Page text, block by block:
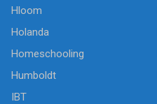
Hloom
Holanda
Homeschooling
Humboldt
IBT